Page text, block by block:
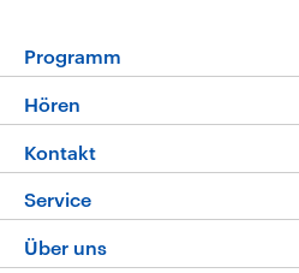
Programm
Die Nachrichten
Nachrichtenleicht
Neue Beiträge auf dlf.de
Hören
Livestream
Podcasts
Deutschlandfunk App
Kontakt
Hörerservice
Service
FAQ
Über uns